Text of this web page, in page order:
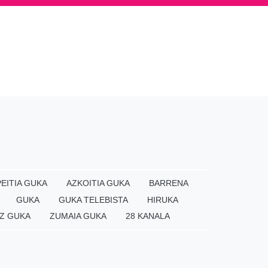
GUKA AZKOITIA GUKA
BARRENA
GUKA
GUKA TELEBISTA
HIRUKA
GUKA
ZUMAIA GUKA 28 KANALA